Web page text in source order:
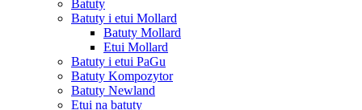
Batuty
Batuty i etui Mollard
Batuty Mollard
Etui Mollard
Batuty i etui PaGu
Batuty Kompozytor
Batuty Newland
Etui na batuty